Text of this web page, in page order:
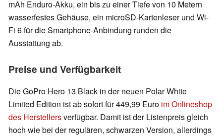
mAh Enduro-Akku, ein bis zu einer Tiefe von 10 Metern
wasserfestes Gehäuse, ein microSD-Kartenleser und Wi-
Fi 6 für die Smartphone-Anbindung runden die
Ausstattung ab.
Preise und Verfügbarkeit
Die GoPro Hero 13 Black in der neuen Polar White
Limited Edition ist ab sofort für 449,99 Euro im Onlineshop
des Herstellersverfügbar. Damit ist der Listenpreis gleich
hoch wie bei der regulären, schwarzen Version, allerdings